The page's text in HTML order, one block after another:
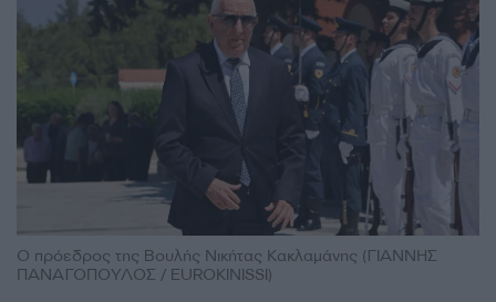
Ο πρόεδρος της Βουλής Νικήτας Κακλαμάνης (ΓΙΑΝΝΗΣ
ΠΑΝΑΓΟΠΟΥΛΟΣ / EUROKINISSI)